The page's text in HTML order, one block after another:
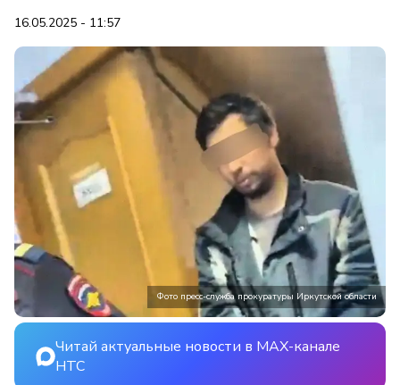
16.05.2025 - 11:57
Фото пресс-служба прокуратуры Иркутской области
Читай актуальные новости в MAX-канале
НТС